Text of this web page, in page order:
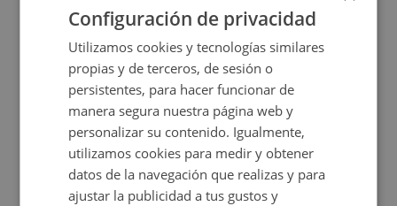
SUJETO A IVA
Local Comercial en venta en PS CANDIDO
Configuración de privacidad
Utilizamos cookies y tecnologías similares
propias y de terceros, de sesión o
persistentes, para hacer funcionar de
manera segura nuestra página web y
personalizar su contenido. Igualmente,
utilizamos cookies para medir y obtener
datos de la navegación que realizas y para
ajustar la publicidad a tus gustos y